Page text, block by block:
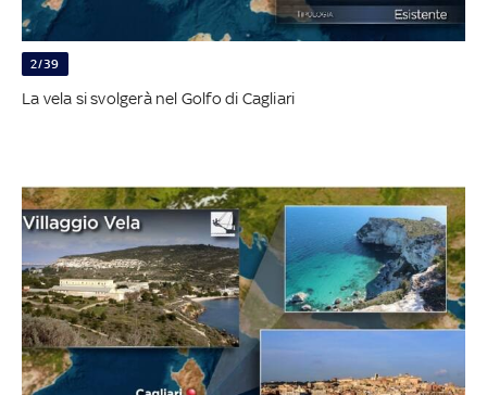
2/39
La vela si svolgerà nel Golfo di Cagliari